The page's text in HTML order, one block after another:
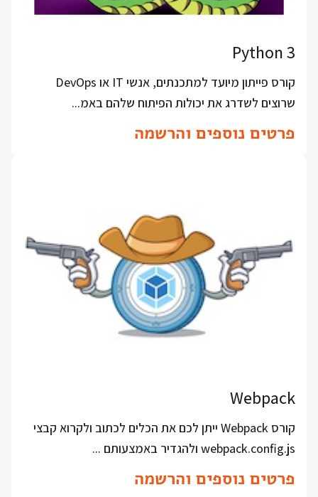
Python 3
קורס פייתון מיועד למתכנתים, אנשי IT או DevOps
שרוצים לשדרג את יכולות הפיתוח שלהם באמ...
פרטים נוספים והרשמה
Webpack
קורס Webpack ייתן לכם את הכלים לכתוב ולקרוא קבצי
webpack.config.js ולהגדיר באמצעותם ...
פרטים נוספים והרשמה